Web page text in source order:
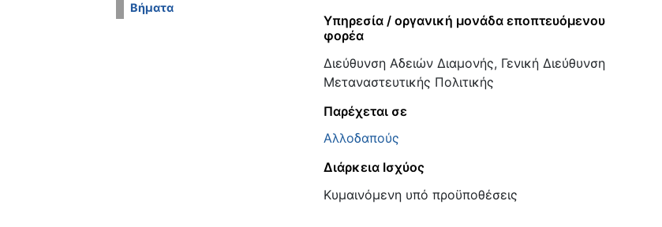
Βήματα
Υπηρεσία / οργανική μονάδα εποπτευόμενου
φορέα
Διεύθυνση Αδειών Διαμονής, Γενική Διεύθυνση
Μεταναστευτικής Πολιτικής
Παρέχεται σε
Αλλοδαπούς
Διάρκεια Ισχύος
Κυμαινόμενη υπό προϋποθέσεις